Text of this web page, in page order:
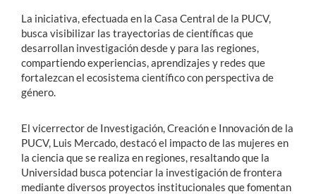
La iniciativa, efectuada en la Casa Central de la PUCV,
busca visibilizar las trayectorias de científicas que
desarrollan investigación desde y para las regiones,
compartiendo experiencias, aprendizajes y redes que
fortalezcan el ecosistema científico con perspectiva de
género.
El vicerrector de Investigación, Creación e Innovación de la
PUCV, Luis Mercado, destacó el impacto de las mujeres en
la ciencia que se realiza en regiones, resaltando que la
Universidad busca potenciar la investigación de frontera
mediante diversos proyectos institucionales que fomentan